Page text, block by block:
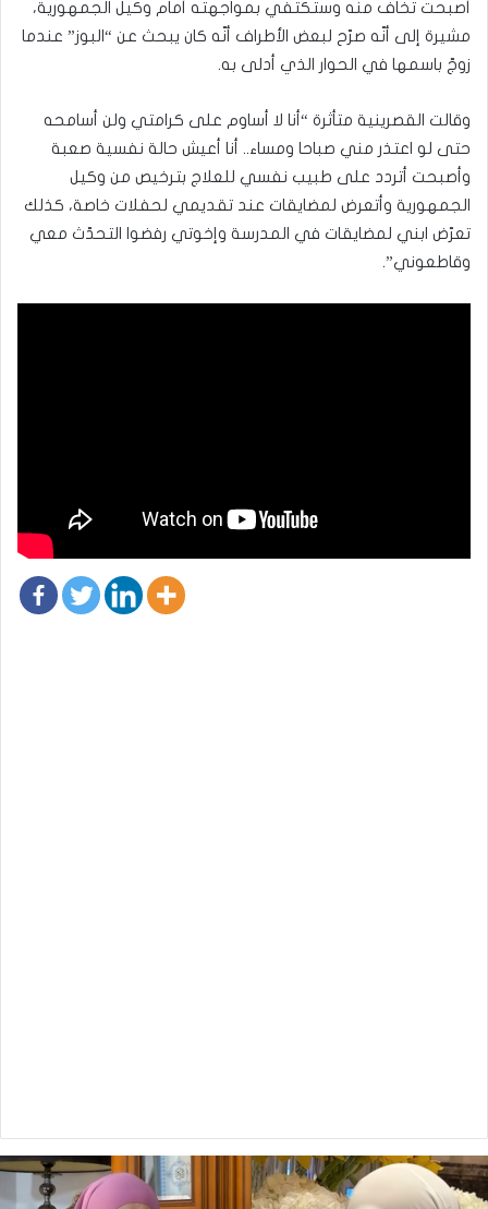
أصبحت تخاف منه وستكتفي بمواجهته أمام وكيل الجمهورية،
مشيرة إلى أنّه صرّح لبعض الأطراف أنّه كان يبحث عن “البوز” عندما
زوجّ باسمها في الحوار الذي أدلى به.
وقالت القصرينية متأثرة “أنا لا أساوم على كرامتي ولن أسامحه
حتى لو اعتذر مني صباحا ومساء.. أنا أعيش حالة نفسية صعبة
وأصبحت أتردد على طبيب نفسي للعلاج بترخيص من وكيل
الجمهورية وأتعرض لمضايقات عند تقديمي لحفلات خاصة، كذلك
تعرّض ابني لمضايقات في المدرسة وإخوتي رفضوا التحدّث معي
وقاطعوني”.